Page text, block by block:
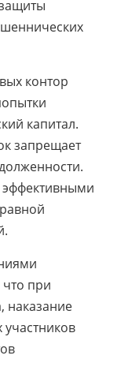
контор
капитал.
запрещает
эффективными
при
наказание